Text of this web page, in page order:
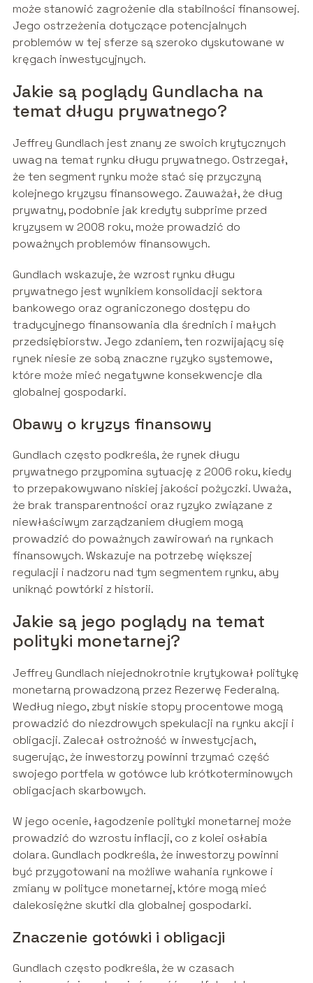
może stanowić zagrożenie dla stabilności finansowej.
Jego ostrzeżenia dotyczące potencjalnych
problemów w tej sferze są szeroko dyskutowane w
kręgach inwestycyjnych.
Jakie są poglądy Gundlacha na
temat długu prywatnego?
Jeffrey Gundlach jest znany ze swoich krytycznych
uwag na temat rynku długu prywatnego. Ostrzegał,
że ten segment rynku może stać się przyczyną
kolejnego kryzysu finansowego. Zauważał, że dług
prywatny, podobnie jak kredyty subprime przed
kryzysem w 2008 roku, może prowadzić do
poważnych problemów finansowych.
Gundlach wskazuje, że wzrost rynku długu
prywatnego jest wynikiem konsolidacji sektora
bankowego oraz ograniczonego dostępu do
tradycyjnego finansowania dla średnich i małych
przedsiębiorstw. Jego zdaniem, ten rozwijający się
rynek niesie ze sobą znaczne ryzyko systemowe,
które może mieć negatywne konsekwencje dla
globalnej gospodarki.
Obawy o kryzys finansowy
Gundlach często podkreśla, że rynek długu
prywatnego przypomina sytuację z 2006 roku, kiedy
to przepakowywano niskiej jakości pożyczki. Uważa,
że brak transparentności oraz ryzyko związane z
niewłaściwym zarządzaniem długiem mogą
prowadzić do poważnych zawirowań na rynkach
finansowych. Wskazuje na potrzebę większej
regulacji i nadzoru nad tym segmentem rynku, aby
uniknąć powtórki z historii.
Jakie są jego poglądy na temat
polityki monetarnej?
Jeffrey Gundlach niejednokrotnie krytykował politykę
monetarną prowadzoną przez Rezerwę Federalną.
Według niego, zbyt niskie stopy procentowe mogą
prowadzić do niezdrowych spekulacji na rynku akcji i
obligacji. Zalecał ostrożność w inwestycjach,
sugerując, że inwestorzy powinni trzymać część
swojego portfela w gotówce lub krótkoterminowych
obligacjach skarbowych.
W jego ocenie, łagodzenie polityki monetarnej może
prowadzić do wzrostu inflacji, co z kolei osłabia
dolara. Gundlach podkreśla, że inwestorzy powinni
być przygotowani na możliwe wahania rynkowe i
zmiany w polityce monetarnej, które mogą mieć
dalekosiężne skutki dla globalnej gospodarki.
Znaczenie gotówki i obligacji
Gundlach często podkreśla, że w czasach